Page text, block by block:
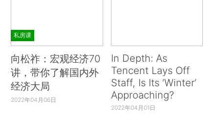
私房课
向松祚：宏观经济70
讲，带你了解国内外
经济大局
2022年04月06日
In Depth: As
Tencent Lays Off
Staff, Is Its ‘Winter’
Approaching?
2022年04月01日